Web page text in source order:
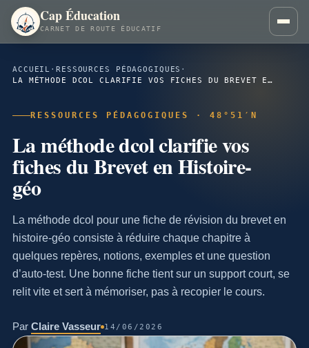
Cap Éducation
CARNET DE ROUTE ÉDUCATIF
ACCUEIL ·RESSOURCES PÉDAGOGIQUES ·
LA MÉTHODE DCOL CLARIFIE VOS FICHES DU BREVET EN HISTOIRE-GÉO
RESSOURCES PÉDAGOGIQUES · 48°51′N
La méthode dcol clarifie vos
fiches du Brevet en Histoire-
géo
La méthode dcol pour une fiche de révision du brevet en
histoire-géo consiste à réduire chaque chapitre à
quelques repères, notions, exemples et une question
d’auto-test. Une bonne fiche tient sur un support court, se
relit vite et sert à mémoriser, pas à recopier le cours.
Par Claire Vasseur 14/06/2026